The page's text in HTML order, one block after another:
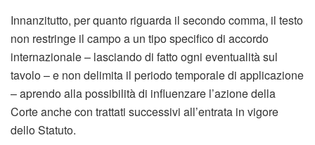
Innanzitutto, per quanto riguarda il secondo comma, il testo
non restringe il campo a un tipo specifico di accordo
internazionale – lasciando di fatto ogni eventualità sul
tavolo – e non delimita il periodo temporale di applicazione
– aprendo alla possibilità di influenzare l’azione della
Corte anche con trattati successivi all’entrata in vigore
dello Statuto.